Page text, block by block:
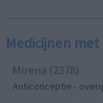
Medicijnen
Mirena (2378)
Anticonceptie -